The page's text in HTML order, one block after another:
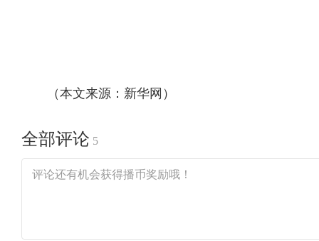
（本文来源：新华网）
全部评论 5